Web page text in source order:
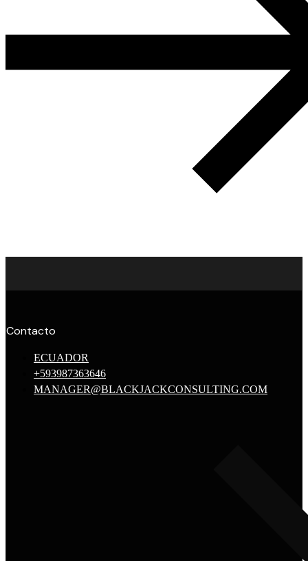
Contacto
ECUADOR
+593987363646
MANAGER@BLACKJACKCONSULTING.COM